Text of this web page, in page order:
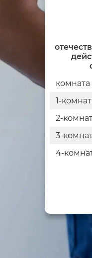
комната
1-
2-
3-
4-